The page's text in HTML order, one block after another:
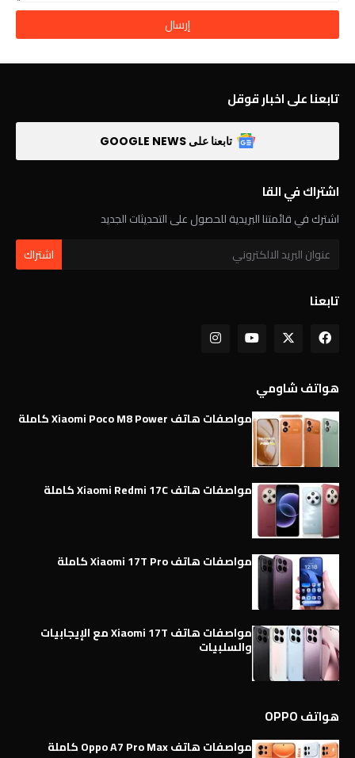
تابعنا على اخبار قوقل
تابعنا على GOOGLE NEWS
اشتراك في القا
اشترك في قائمتنا البريدية للحصول على التحديثات الجديد
تابعنا
هواتف شاومي
مواصفات هاتف Xiaomi Poco M8 Power كاملة
مواصفات هاتف Xiaomi Redmi 17C كاملة
مواصفات هاتف Xiaomi 17T Pro كاملة
مواصفات هاتف Xiaomi 17T مع الإيجابيات
والسلبيات
هواتف OPPO
مواصفات هاتف Oppo A7 Pro Max كاملة